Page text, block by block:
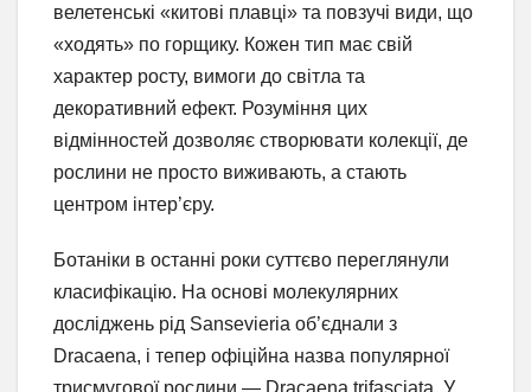
велетенські «китові плавці» та повзучі види, що
«ходять» по горщику. Кожен тип має свій
характер росту, вимоги до світла та
декоративний ефект. Розуміння цих
відмінностей дозволяє створювати колекції, де
рослини не просто виживають, а стають
центром інтер’єру.
Ботаніки в останні роки суттєво переглянули
класифікацію. На основі молекулярних
досліджень рід Sansevieria об’єднали з
Dracaena, і тепер офіційна назва популярної
трисмугової рослини — Dracaena trifasciata. У